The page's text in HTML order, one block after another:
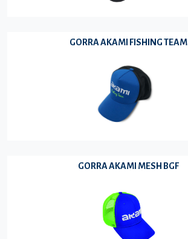
GORRA AKAMI FISHING TEAM
GORRA AKAMI MESH BGF